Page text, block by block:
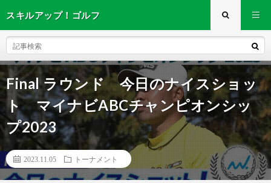
スキルアップ！ゴルフ
Final ラウンド 今日のナイスショッ
ト マイナビABCチャンピオンシッ
プ2023
2023.11.05 トーナメント